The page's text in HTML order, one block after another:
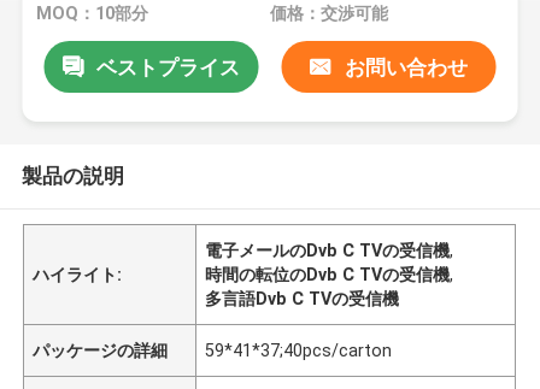
MOQ：10部分 価格：交渉可能
ベストプライス お問い合わせ
製品の説明
ハイライト:
電子メールのDvb C TVの受信機,
時間の転位のDvb C TVの受信機,
多言語Dvb C TVの受信機
パッケージの詳細 59*41*37;40pcs/carton